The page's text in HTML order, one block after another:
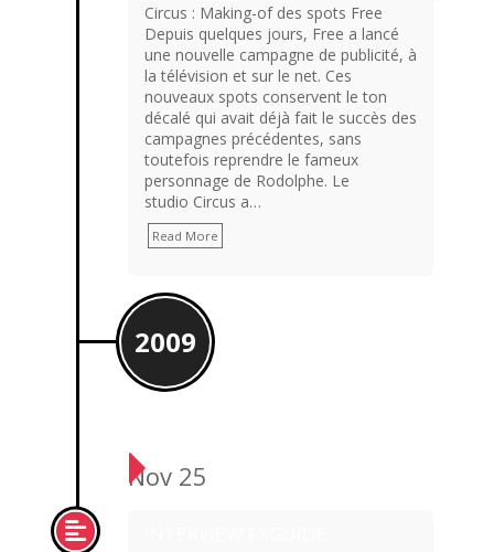
Circus : Making-of des spots Free
Depuis quelques jours, Free a lancé
une nouvelle campagne de publicité, à
la télévision et sur le net. Ces
nouveaux spots conservent le ton
décalé qui avait déjà fait le succès des
campagnes précédentes, sans
toutefois reprendre le fameux
personnage de Rodolphe. Le
studio Circus a…
Read More
2009
Nov 25